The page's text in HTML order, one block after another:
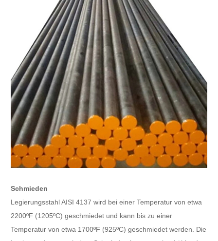
Schmieden
Legierungsstahl AISI 4137 wird bei einer Temperatur von etwa
2200ºF (1205ºC) geschmiedet und kann bis zu einer
Temperatur von etwa 1700ºF (925ºC) geschmiedet werden. Die